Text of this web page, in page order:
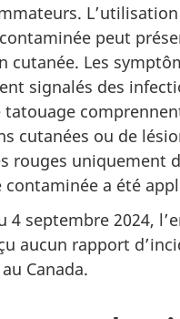
L’utilisation
peut
cutanée. Les
signalés des
tatouage
cutanées ou de
rouges uniquement
contaminée a été
4 septembre 2024,
aucun rapport
Canada.